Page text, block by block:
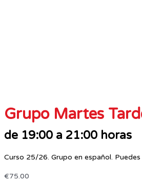
Grupo Martes
de 19:00 a 21:00 horas
Curso 25/26. Grupo en español.
€75.00